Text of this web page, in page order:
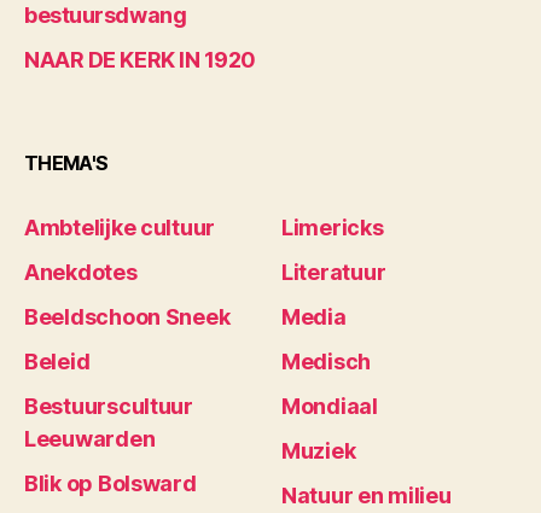
bestuursdwang
NAAR DE KERK IN 1920
THEMA'S
Ambtelijke cultuur
Anekdotes
Beeldschoon Sneek
Beleid
Bestuurscultuur
Leeuwarden
Blik op Bolsward
Limericks
Literatuur
Media
Medisch
Mondiaal
Muziek
Natuur en milieu